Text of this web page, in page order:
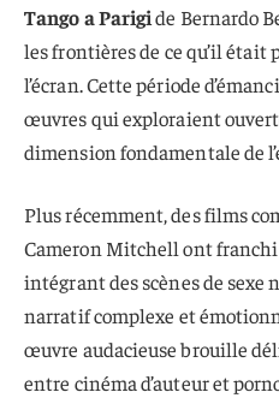
Tango a Parigide Bernardo
les frontières de ce qu’il était
l’écran. Cette période
œuvres qui exploraient
dimension fondamentale de
Plus récemment, des films
Cameron Mitchell ont
intégrant des scènes de sexe
narratif complexe et
œuvre audacieuse brouille
entre cinéma d’auteur et